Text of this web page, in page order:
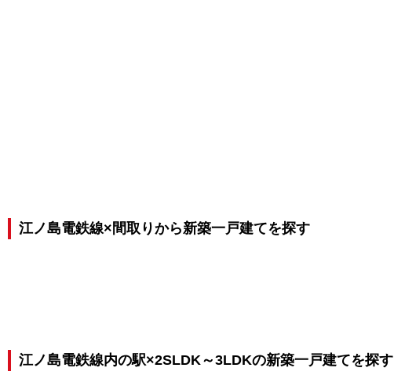
江ノ島電鉄線×間取りから新築一戸建てを探す
江ノ島電鉄線内の駅×2SLDK～3LDKの新築一戸建てを探す